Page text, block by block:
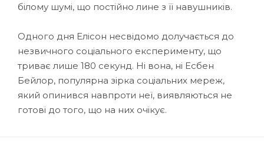
білому шумі, що постійно лине з її навушників.
Одного дня Елісон несвідомо долучається до
незвичного соціального експерименту, що
триває лише 180 секунд. Ні вона, ні Есбен
Бейлор, популярна зірка соціальних мереж,
який опинився навпроти неї, виявляються не
готові до того, що на них очікує.